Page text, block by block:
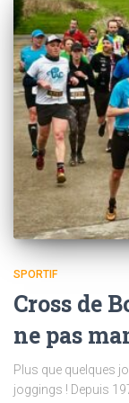
SPORTIF
Cross de
ne pas
Plus que quelques
joggings ! Depuis